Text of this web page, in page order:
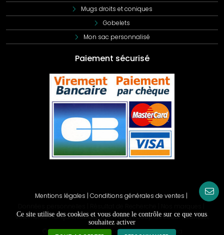
Mugs droits et coniques
Gobelets
Mon sac personnalisé
Paiement sécurisé
Mentions légales | Conditions générales de ventes |
Vêtements Français/Ecologiques|Blog |Coup de coeur |Contact
© Copyright2026. Tous droits réservés - kocka
Ce site utilise des cookies et vous donne le contrôle sur ce que vous
souhaitez activer